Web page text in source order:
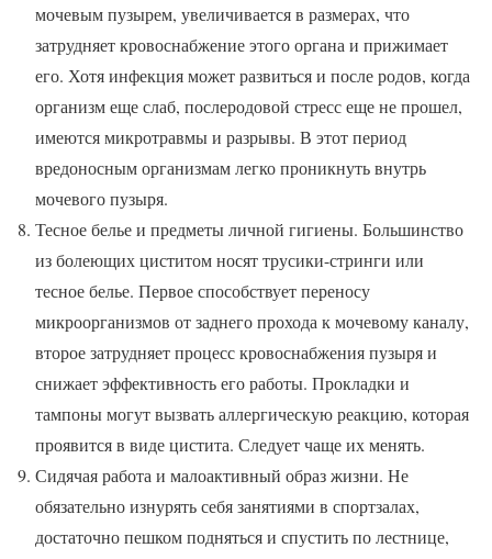
мочевым пузырем, увеличивается в размерах, что
затрудняет кровоснабжение этого органа и прижимает
его. Хотя инфекция может развиться и после родов, когда
организм еще слаб, послеродовой стресс еще не прошел,
имеются микротравмы и разрывы. В этот период
вредоносным организмам легко проникнуть внутрь
мочевого пузыря.
Тесное белье и предметы личной гигиены. Большинство
из болеющих циститом носят трусики-стринги или
тесное белье. Первое способствует переносу
микроорганизмов от заднего прохода к мочевому каналу,
второе затрудняет процесс кровоснабжения пузыря и
снижает эффективность его работы. Прокладки и
тампоны могут вызвать аллергическую реакцию, которая
проявится в виде цистита. Следует чаще их менять.
Сидячая работа и малоактивный образ жизни. Не
обязательно изнурять себя занятиями в спортзалах,
достаточно пешком подняться и спустить по лестнице,